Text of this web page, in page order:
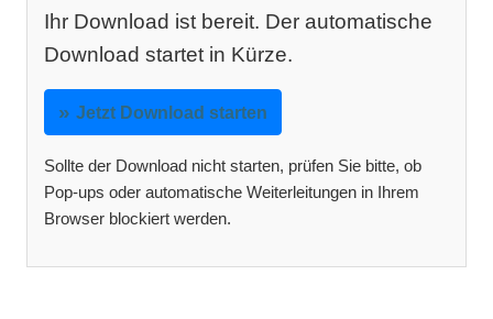
Ihr Download ist bereit. Der automatische
Download startet in Kürze.
Jetzt Download starten
Sollte der Download nicht starten, prüfen Sie bitte, ob
Pop-ups oder automatische Weiterleitungen in Ihrem
Browser blockiert werden.